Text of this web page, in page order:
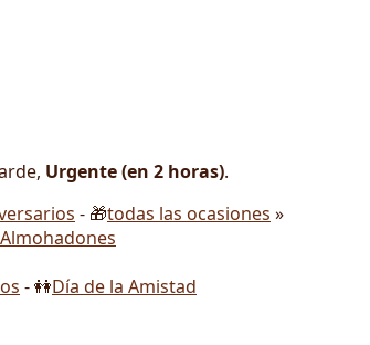
Urgente (en 2 horas).
- 🎁todas las ocasiones »
- 👭Día de la Amistad